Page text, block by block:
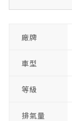
廠牌
車型
等級
排氣量